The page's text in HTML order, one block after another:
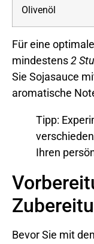
Olivenöl
Für eine
mindestens2
Sie Sojasauce
aromatische
Tipp:
Ihren
Bevor Sie mit